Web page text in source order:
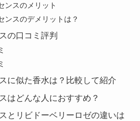
ンスのメリット
ンスのデメリットは？
の口コミ評判
に似た香水は？比較して紹介
はどんな人におすすめ？
とリビドーベリーロゼの違いは